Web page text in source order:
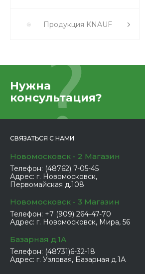
Продукция KNAUF
Нужна
консультация?
СВЯЗАТЬСЯ С НАМИ
Новомосковск - 2 Магазин
Телефон: (48762) 7-05-45
Адрес: г. Новомосковск,
Первомайская д.108
Новомосковск - 3 Магазин
Телефон: +7 (909) 264-47-70
Адрес: г. Новомосковск, Мира, 56
Базарная д.1А
Телефон: (48731)6-32-18
Адрес: г. Узловая, Базарная д.1А